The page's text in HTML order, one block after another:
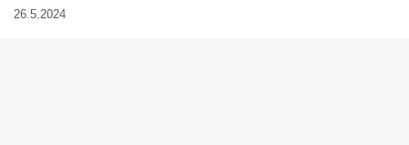
26.5.2024